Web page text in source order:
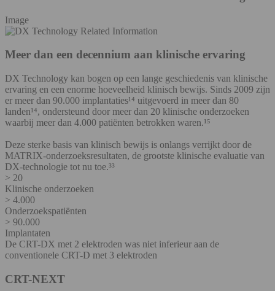
Image
Meer dan een decennium aan klinische ervaring
DX Technology kan bogen op een lange geschiedenis van klinische
ervaring en een enorme hoeveelheid klinisch bewijs. Sinds 2009 zijn
er meer dan 90.000 implantaties¹⁴ uitgevoerd in meer dan 80
landen¹⁴, ondersteund door meer dan 20 klinische onderzoeken
waarbij meer dan 4.000 patiënten betrokken waren.¹⁵
Deze sterke basis van klinisch bewijs is onlangs verrijkt door de
MATRIX-onderzoeksresultaten, de grootste klinische evaluatie van
DX-technologie tot nu toe.³³
> 20
Klinische onderzoeken
> 4.000
Onderzoekspatiënten
> 90.000
Implantaten
De CRT-DX met 2 elektroden was niet inferieur aan de
conventionele CRT-D met 3 elektroden
CRT-NEXT